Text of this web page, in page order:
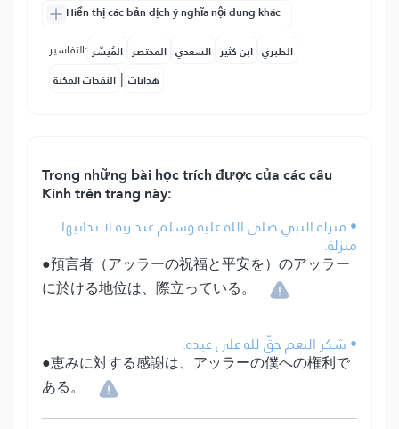
Hiển thị các bản dịch ý nghĩa nội dung khác
التفاسير: المُيسَّر المختصر السعدي ابن كثير الطبري
النفحات المكية | هدايات
Trong những bài học trích được của các câu
Kinh trên trang này:
• منزلة النبي صلى الله عليه وسلم عند ربه لا تدانيها
منزلة.
●預言者（アッラーの祝福と平安を）のアッラー
に於ける地位は、際立っている。
• شكر النعم حقّ لله على عبده.
●恵みに対する感謝は、アッラーの僕への権利で
ある。